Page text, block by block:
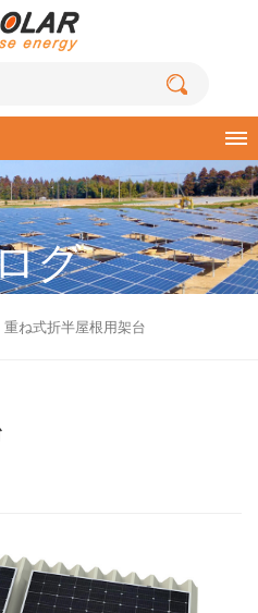
グ
重ね式折半屋根用架台